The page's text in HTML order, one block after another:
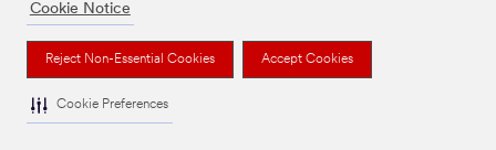
Cookie Notice
Reject Non-Essential Cookies Accept Cookies
Cookie Preferences